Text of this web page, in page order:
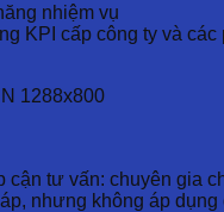
nhiệm vụ
KPI cấp công ty và các
tư vấn: chuyên
nhưng không áp